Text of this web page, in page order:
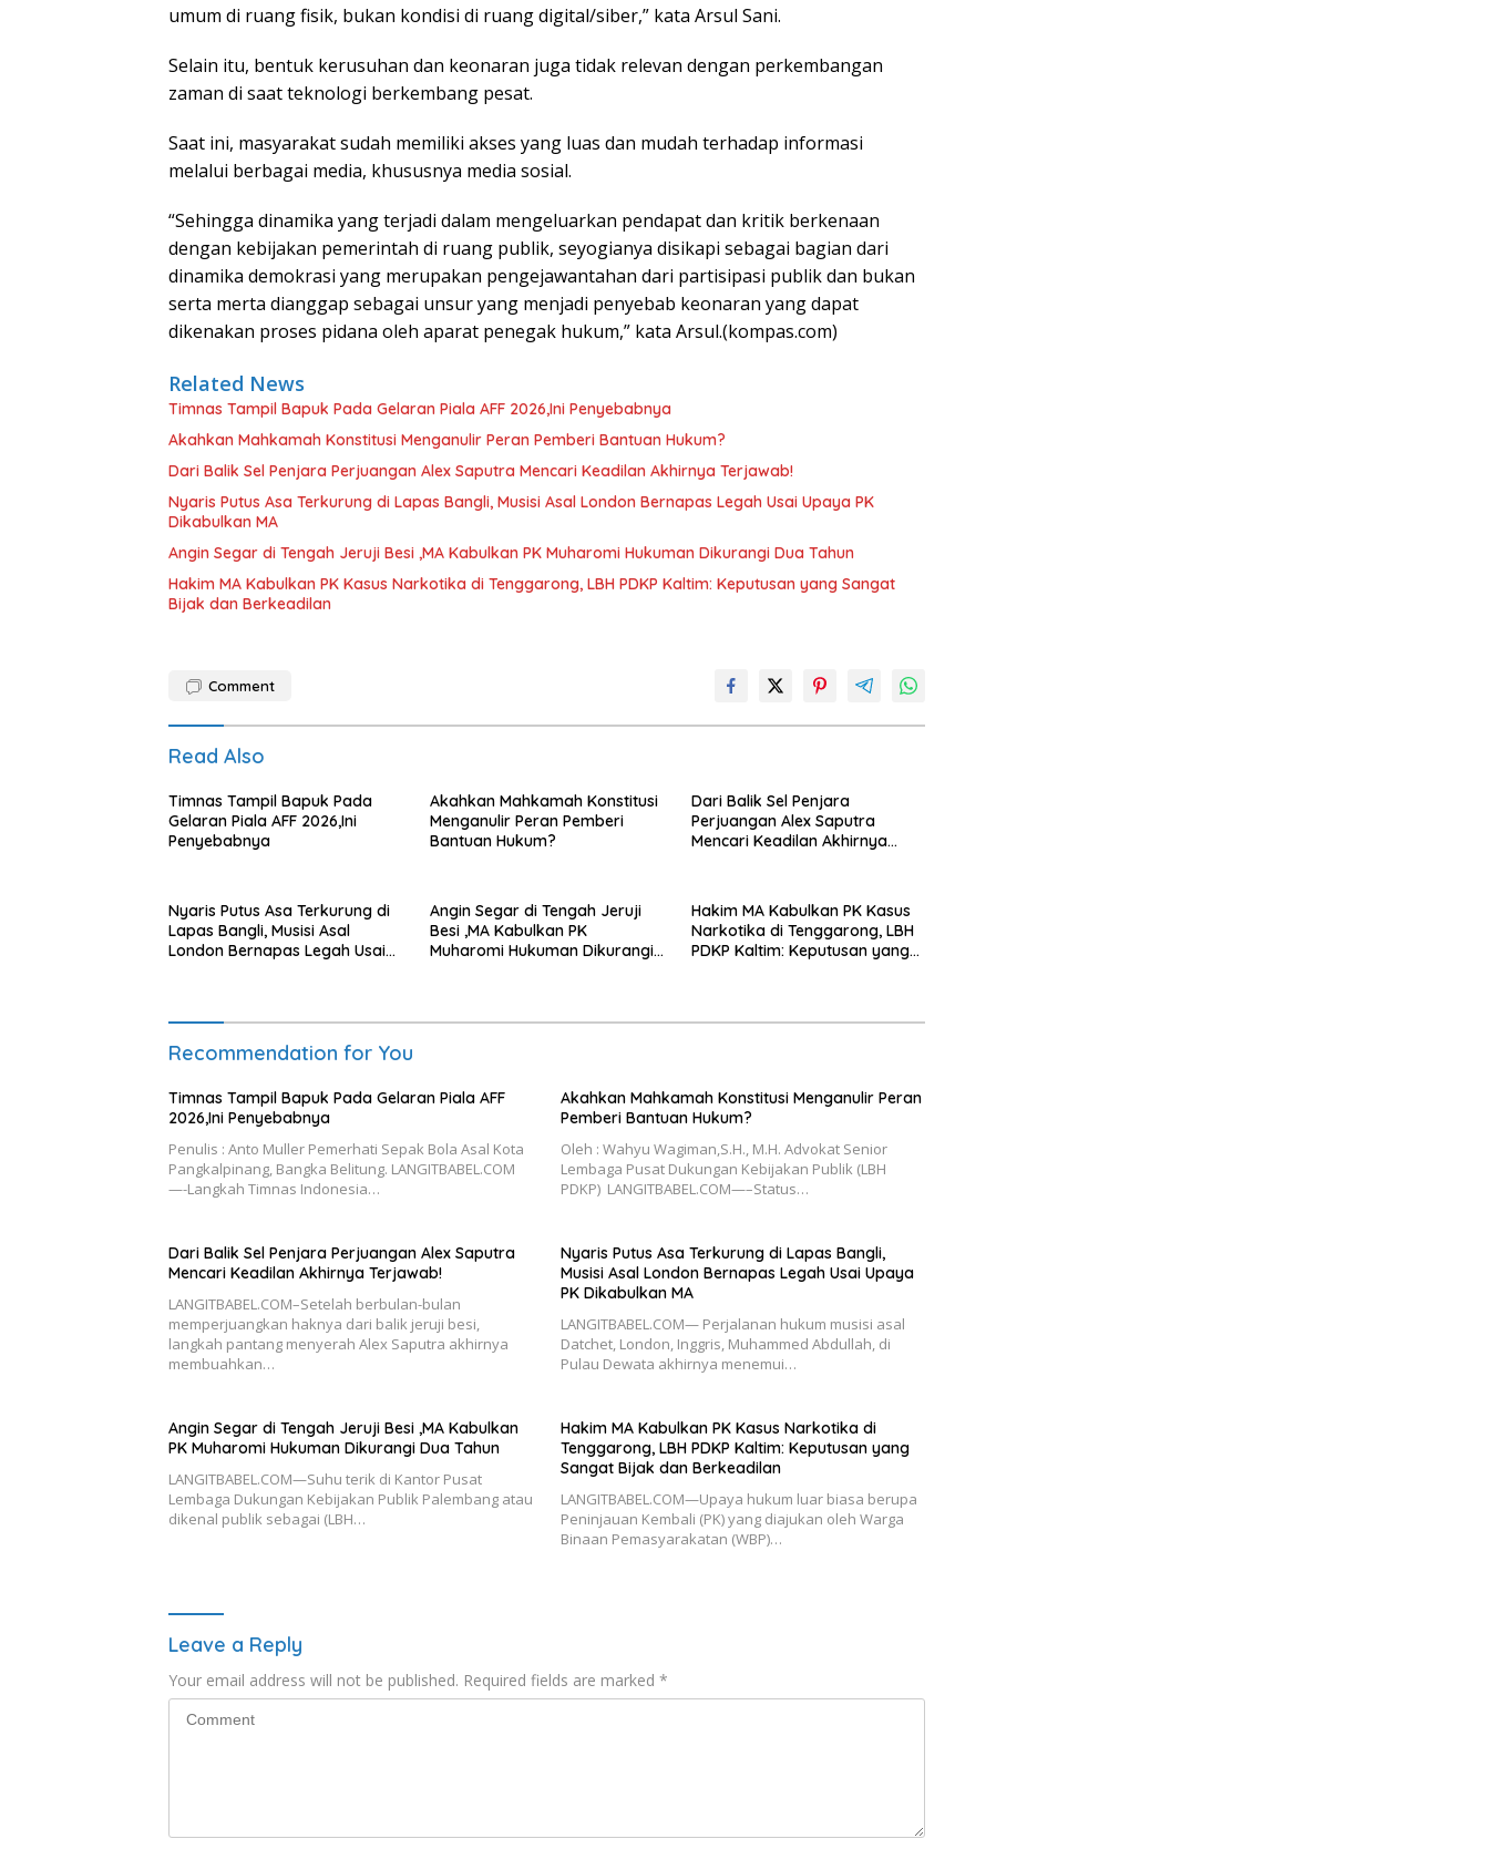
umum di ruang fisik, bukan kondisi di ruang digital/siber,” kata Arsul Sani.
Selain itu, bentuk kerusuhan dan keonaran juga tidak relevan dengan perkembangan
zaman di saat teknologi berkembang pesat.
Saat ini, masyarakat sudah memiliki akses yang luas dan mudah terhadap informasi
melalui berbagai media, khususnya media sosial.
“Sehingga dinamika yang terjadi dalam mengeluarkan pendapat dan kritik berkenaan
dengan kebijakan pemerintah di ruang publik, seyogianya disikapi sebagai bagian dari
dinamika demokrasi yang merupakan pengejawantahan dari partisipasi publik dan bukan
serta merta dianggap sebagai unsur yang menjadi penyebab keonaran yang dapat
dikenakan proses pidana oleh aparat penegak hukum,” kata Arsul.(kompas.com)
Related News
Timnas Tampil Bapuk Pada Gelaran Piala AFF 2026,Ini Penyebabnya
Akahkan Mahkamah Konstitusi Menganulir Peran Pemberi Bantuan Hukum?
Dari Balik Sel Penjara Perjuangan Alex Saputra Mencari Keadilan Akhirnya Terjawab!
Nyaris Putus Asa Terkurung di Lapas Bangli, Musisi Asal London Bernapas Legah Usai Upaya PK
Dikabulkan MA
Angin Segar di Tengah Jeruji Besi ,MA Kabulkan PK Muharomi Hukuman Dikurangi Dua Tahun
Hakim MA Kabulkan PK Kasus Narkotika di Tenggarong, LBH PDKP Kaltim: Keputusan yang Sangat
Bijak dan Berkeadilan
Comment
Read Also
Timnas Tampil Bapuk Pada
Gelaran Piala AFF 2026,Ini
Penyebabnya
Akahkan Mahkamah Konstitusi
Menganulir Peran Pemberi
Bantuan Hukum?
Dari Balik Sel Penjara
Perjuangan Alex Saputra
Mencari Keadilan Akhirnya
Nyaris Putus Asa Terkurung di
Lapas Bangli, Musisi Asal
London Bernapas Legah Usai
Angin Segar di Tengah Jeruji
Besi ,MA Kabulkan PK
Muharomi Hukuman Dikurangi
Hakim MA Kabulkan PK Kasus
Narkotika di Tenggarong, LBH
PDKP Kaltim: Keputusan yang
Recommendation for You
Timnas Tampil Bapuk Pada Gelaran Piala AFF
2026,Ini Penyebabnya
Penulis : Anto Muller Pemerhati Sepak Bola Asal Kota
Pangkalpinang, Bangka Belitung. LANGITBABEL.COM
—-Langkah Timnas Indonesia…
Akahkan Mahkamah Konstitusi Menganulir Peran
Pemberi Bantuan Hukum?
Oleh : Wahyu Wagiman,S.H., M.H. Advokat Senior
Lembaga Pusat Dukungan Kebijakan Publik (LBH
PDKP) LANGITBABEL.COM—–Status…
Dari Balik Sel Penjara Perjuangan Alex Saputra
Mencari Keadilan Akhirnya Terjawab!
LANGITBABEL.COM–Setelah berbulan-bulan
memperjuangkan haknya dari balik jeruji besi,
langkah pantang menyerah Alex Saputra akhirnya
membuahkan…
Nyaris Putus Asa Terkurung di Lapas Bangli,
Musisi Asal London Bernapas Legah Usai Upaya
PK Dikabulkan MA
LANGITBABEL.COM— Perjalanan hukum musisi asal
Datchet, London, Inggris, Muhammed Abdullah, di
Pulau Dewata akhirnya menemui…
Angin Segar di Tengah Jeruji Besi ,MA Kabulkan
PK Muharomi Hukuman Dikurangi Dua Tahun
LANGITBABEL.COM—Suhu terik di Kantor Pusat
Lembaga Dukungan Kebijakan Publik Palembang atau
dikenal publik sebagai (LBH…
Hakim MA Kabulkan PK Kasus Narkotika di
Tenggarong, LBH PDKP Kaltim: Keputusan yang
Sangat Bijak dan Berkeadilan
LANGITBABEL.COM—Upaya hukum luar biasa berupa
Peninjauan Kembali (PK) yang diajukan oleh Warga
Binaan Pemasyarakatan (WBP)…
Leave a Reply
Your email address will not be published. Required fields are marked *